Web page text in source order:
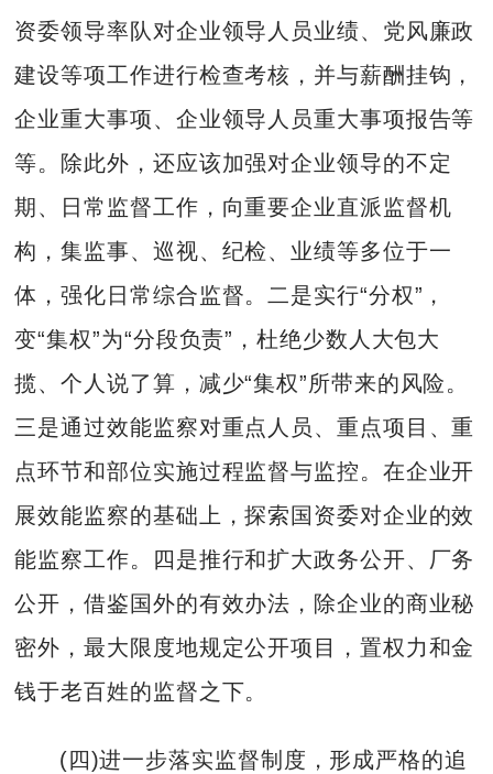
资委领导率队对企业领导人员业绩、党风廉政
建设等项工作进行检查考核，并与薪酬挂钩，
企业重大事项、企业领导人员重大事项报告等
等。除此外，还应该加强对企业领导的不定
期、日常监督工作，向重要企业直派监督机
构，集监事、巡视、纪检、业绩等多位于一
体，强化日常综合监督。二是实行“分权”，
变“集权”为“分段负责”，杜绝少数人大包大
揽、个人说了算，减少“集权”所带来的风险。
三是通过效能监察对重点人员、重点项目、重
点环节和部位实施过程监督与监控。在企业开
展效能监察的基础上，探索国资委对企业的效
能监察工作。四是推行和扩大政务公开、厂务
公开，借鉴国外的有效办法，除企业的商业秘
密外，最大限度地规定公开项目，置权力和金
钱于老百姓的监督之下。
(四)进一步落实监督制度，形成严格的追